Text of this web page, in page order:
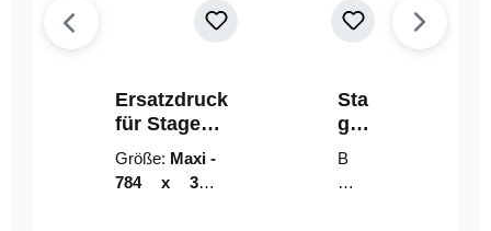
Ersatzdruck
für Stage
Riser
Größe: Maxi -
784 x 314
Sta
geri
ser-
LE
D-
B
un